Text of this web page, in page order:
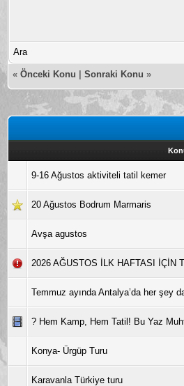
Ara
« Önceki Konu Sonraki Konu »
9-16 Ağustos aktiviteli tatil kemer
20 Ağustos Bodrum Marmaris
Avşa agustos
2026 AĞUSTOS İLK HAFTASI İÇİN
Temmuz ayında Antalya’da her şey
?️ Hem Kamp, Hem Tatil! Bu Yaz
Konya- Ürgüp Turu
Karavanla Türkiye turu